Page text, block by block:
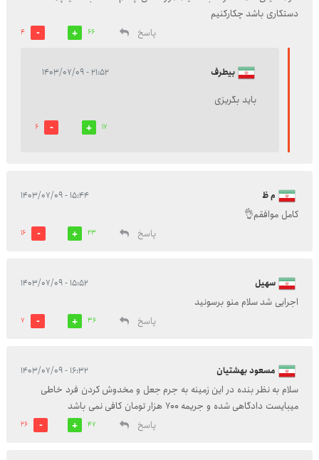
دستکاری باشد چکارکنیم
پاسخ
66
4
بیطرف ۲۱:۵۲ - ۱۴۰۳/۰۷/۰۹
باید بگریزی
17
6
م ظ ۱۵:۴۴ - ۱۴۰۳/۰۷/۰۹
کامل موافقم👌
پاسخ
23
16
سهیل ۱۵:۵۲ - ۱۴۰۳/۰۷/۰۹
اجرایی شد سلام منو برسونید
پاسخ
36
7
مسعود بهشتیان ۱۶:۳۲ - ۱۴۰۳/۰۷/۰۹
سلام به نظر بنده در این زمینه به جرم جعل و مخدوش کردن فرد خاطی
میبایست دادگاهی شده و جریمه ۷۰۰ هزار تومان کافی نمی باشد
پاسخ
47
26